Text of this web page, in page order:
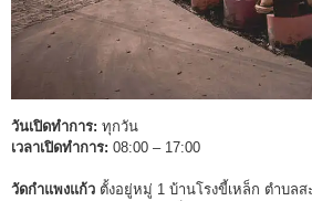
วันเปิดทำการ: ทุกวัน
เวลาเปิดทำการ: 08:00 – 17:00
วัดกำแพงแก้ว ตั้งอยู่หมู่ 1 บ้านโรงขี้เหล็ก ตำบล